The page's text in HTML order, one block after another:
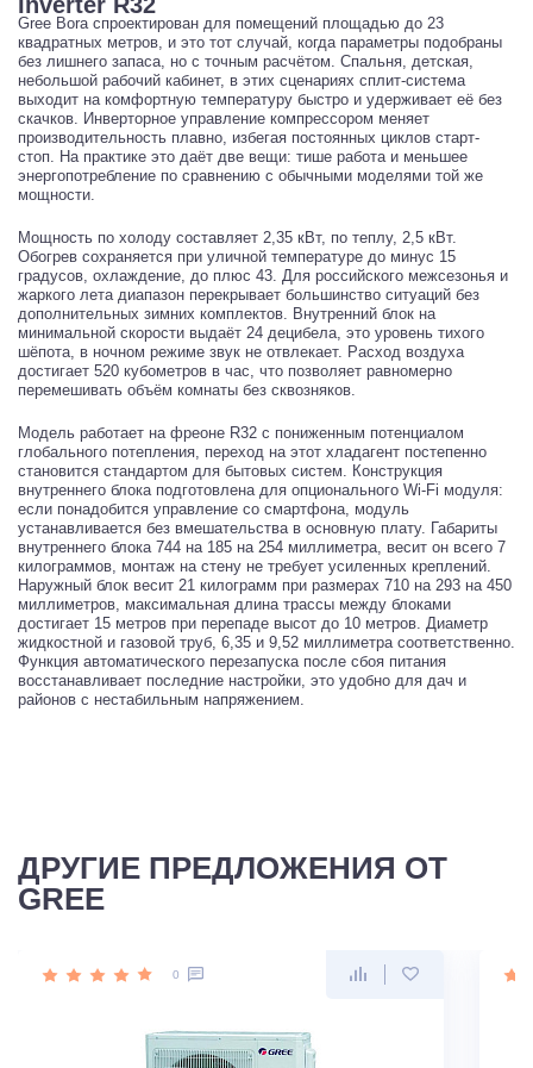
Gree Bora спроектирован для помещений площадью до 23
квадратных метров, и это тот случай, когда параметры подобраны
без лишнего запаса, но с точным расчётом. Спальня, детская,
небольшой рабочий кабинет, в этих сценариях сплит-система
выходит на комфортную температуру быстро и удерживает её без
скачков. Инверторное управление компрессором меняет
производительность плавно, избегая постоянных циклов старт-
стоп. На практике это даёт две вещи: тише работа и меньшее
энергопотребление по сравнению с обычными моделями той же
мощности.
Мощность по холоду составляет 2,35 кВт, по теплу, 2,5 кВт.
Обогрев сохраняется при уличной температуре до минус 15
градусов, охлаждение, до плюс 43. Для российского межсезонья и
жаркого лета диапазон перекрывает большинство ситуаций без
дополнительных зимних комплектов. Внутренний блок на
минимальной скорости выдаёт 24 децибела, это уровень тихого
шёпота, в ночном режиме звук не отвлекает. Расход воздуха
достигает 520 кубометров в час, что позволяет равномерно
перемешивать объём комнаты без сквозняков.
Модель работает на фреоне R32 с пониженным потенциалом
глобального потепления, переход на этот хладагент постепенно
становится стандартом для бытовых систем. Конструкция
внутреннего блока подготовлена для опционального Wi-Fi модуля:
если понадобится управление со смартфона, модуль
устанавливается без вмешательства в основную плату. Габариты
внутреннего блока 744 на 185 на 254 миллиметра, весит он всего 7
килограммов, монтаж на стену не требует усиленных креплений.
Наружный блок весит 21 килограмм при размерах 710 на 293 на 450
миллиметров, максимальная длина трассы между блоками
достигает 15 метров при перепаде высот до 10 метров. Диаметр
жидкостной и газовой труб, 6,35 и 9,52 миллиметра соответственно.
Функция автоматического перезапуска после сбоя питания
восстанавливает последние настройки, это удобно для дач и
районов с нестабильным напряжением.
ДРУГИЕ ПРЕДЛОЖЕНИЯ ОТ
GREE
0